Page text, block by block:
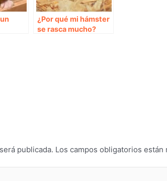
¿Por qué mi hámster
se rasca mucho?
publicada. Los campos obligatorios están